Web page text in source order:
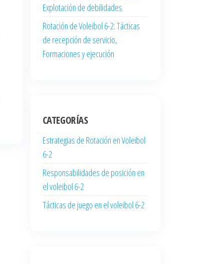
Explotación de debilidades
Rotación de Voleibol 6-2: Tácticas
de recepción de servicio,
Formaciones y ejecución
CATEGORÍAS
Estrategias de Rotación en Voleibol
6-2
Responsabilidades de posición en
el voleibol 6-2
Tácticas de juego en el voleibol 6-2